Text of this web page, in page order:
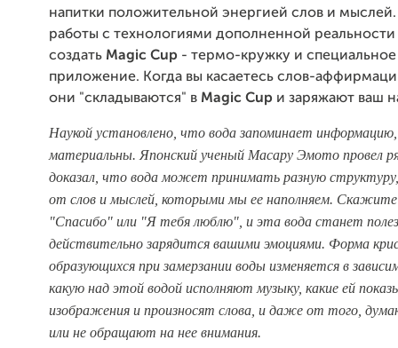
напитки положительной энергией слов и
работы с технологиями дополненной реальности
создать Magic Cup - термо-кружку и
приложение. Когда вы касаетесь слов-
они "складываются" в Magic Cup и заряжают ваш
Наукой установлено, что вода запоминает
материальны. Японский ученый Масару Эмото провел
доказал, что вода может принимать разную
от слов и мыслей, которыми мы ее наполняем.
"Спасибо" или "Я тебя люблю", и эта вода станет
действительно зарядится вашими эмоциями. Форма
образующихся при замерзании воды изменяется в
какую над этой водой исполняют музыку, какие ей
изображения и произносят слова, и даже от того,
или не обращают на нее внимания.